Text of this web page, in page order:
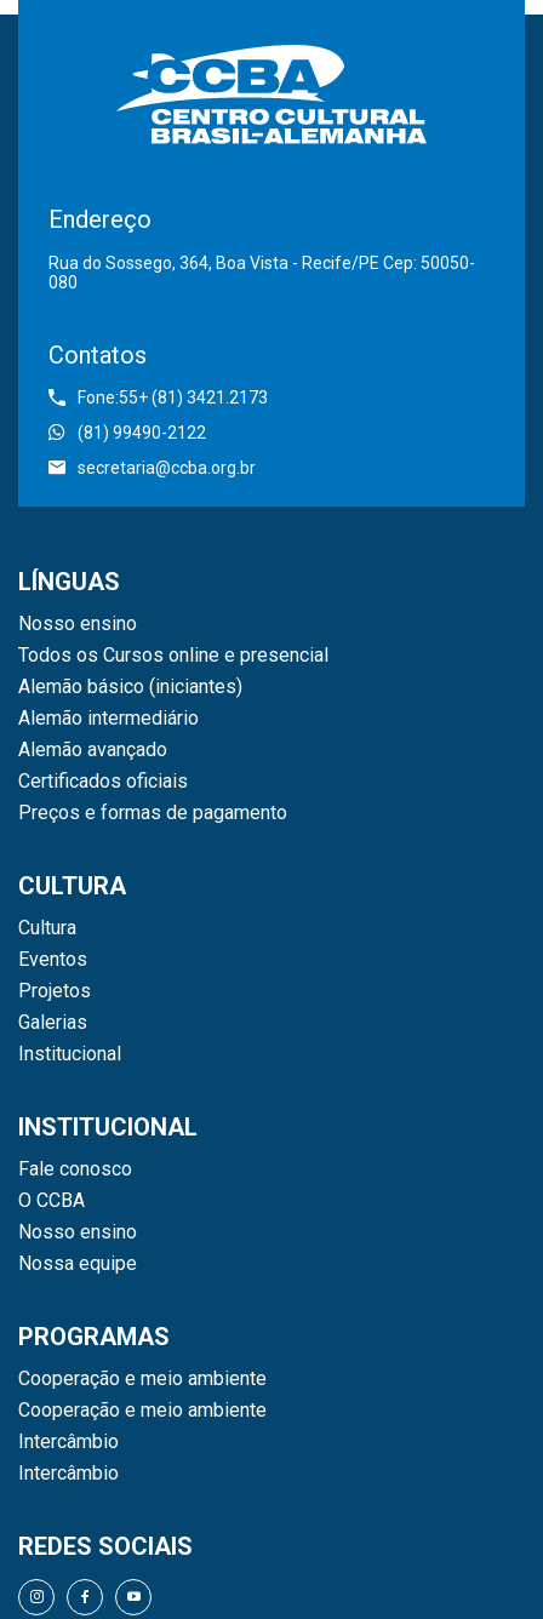
Endereço
Rua do Sossego, 364, Boa Vista - Recife/PE Cep: 50050-
080
Contatos
Fone:55+ (81) 3421.2173
(81) 99490-2122
secretaria@ccba.org.br
LÍNGUAS
Nosso ensino
Todos os Cursos online e presencial
Alemão básico (iniciantes)
Alemão intermediário
Alemão avançado
Certificados oficiais
Preços e formas de pagamento
CULTURA
Cultura
Eventos
Projetos
Galerias
Institucional
INSTITUCIONAL
Fale conosco
O CCBA
Nosso ensino
Nossa equipe
PROGRAMAS
Cooperação e meio ambiente
Cooperação e meio ambiente
Intercâmbio
Intercâmbio
REDES SOCIAIS